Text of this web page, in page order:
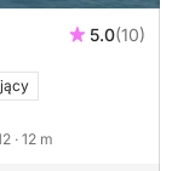
5.0(10)
· 12 m